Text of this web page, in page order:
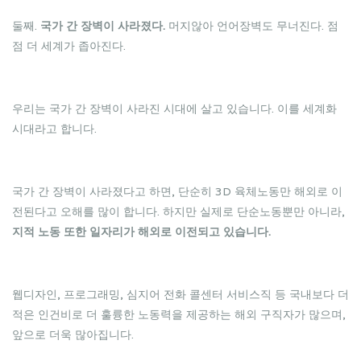
둘째. 국가 간 장벽이 사라졌다. 머지않아 언어장벽도 무너진다. 점
점 더 세계가 좁아진다.
우리는 국가 간 장벽이 사라진 시대에 살고 있습니다. 이를 세계화
시대라고 합니다.
국가 간 장벽이 사라졌다고 하면, 단순히 3D 육체노동만 해외로 이
전된다고 오해를 많이 합니다. 하지만 실제로 단순노동뿐만 아니라,
지적 노동 또한 일자리가 해외로 이전되고 있습니다.
웹디자인, 프로그래밍, 심지어 전화 콜센터 서비스직 등 국내보다 더
적은 인건비로 더 훌륭한 노동력을 제공하는 해외 구직자가 많으며,
앞으로 더욱 많아집니다.